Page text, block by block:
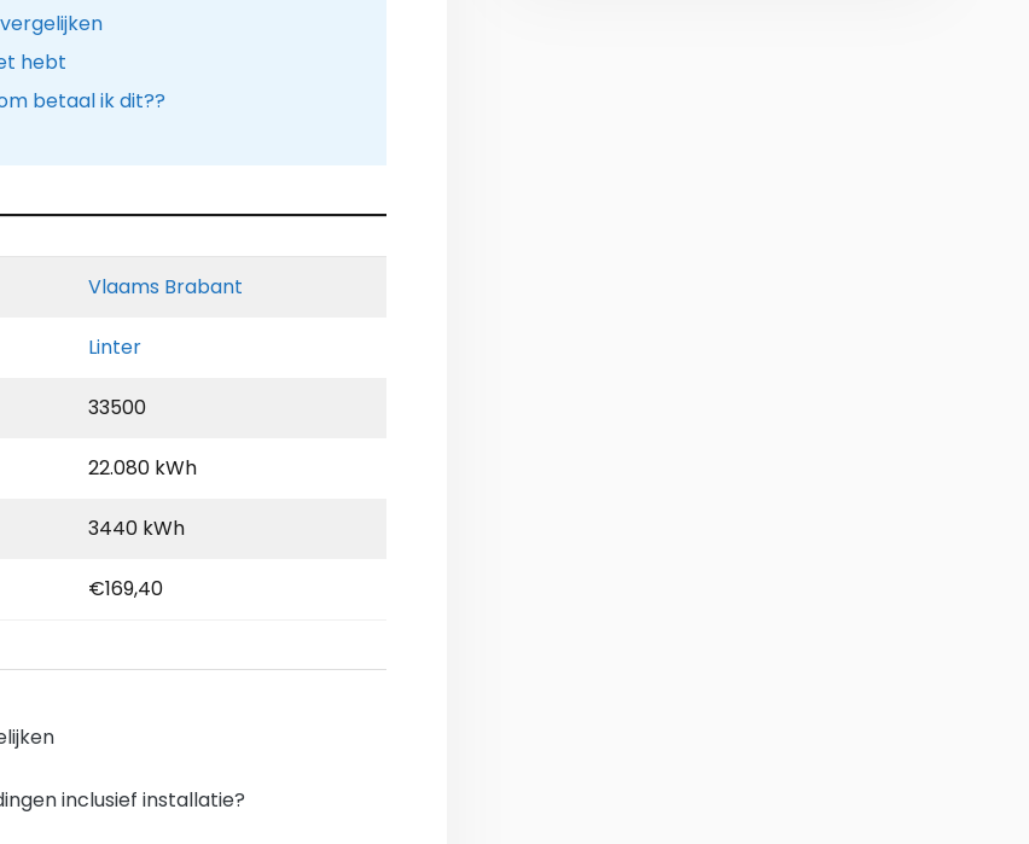
hebt
betaal ik dit??
Vlaams Brabant
Linter
33500
22.080 kWh
3440 kWh
€169,40
inclusief installatie?